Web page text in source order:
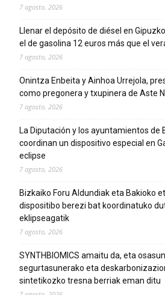
7 agosto, 2026
Llenar el depósito de diésel en
el de gasolina 12 euros más que el
7 agosto, 2026
Onintza Enbeita y Ainhoa Urrejola,
como pregonera y txupinera de Aste
7 agosto, 2026
La Diputación y los ayuntamientos de
coordinan un dispositivo especial en
eclipse
7 agosto, 2026
Bizkaiko Foru Aldundiak eta Bakioko
dispositibo berezi bat koordinatuko
eklipseagatik
7 agosto, 2026
SYNTHBIOMICS amaitu da, eta
segurtasunerako eta
sintetikozko tresna berriak eman ditu